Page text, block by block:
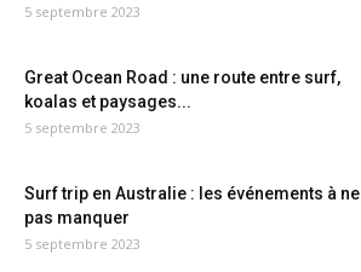
5 septembre 2023
Great Ocean Road : une route entre surf,
koalas et paysages...
5 septembre 2023
Surf trip en Australie : les événements à ne
pas manquer
5 septembre 2023